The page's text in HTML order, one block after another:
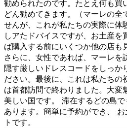
勧められたのです。たとえ何も買
どん勧めてきます。（マーレの全
せんが、これが私たちの実際に体
しアたドバイスですが、お土産
ば購入する前にいくつか他の店も
さらに、女性であれば、マーレを
隠す厳しいドレスコードをしっか
ださい。最後に、これは私たちの
は首都訪問で終わりました。大変
美しい国です。 滞在するどの島
あります。簡単に予約ができ、
トです。